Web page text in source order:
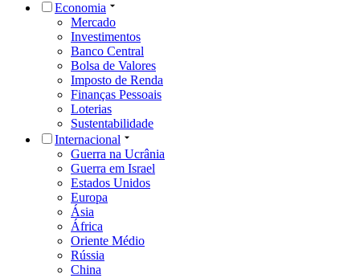
Economia
Mercado
Investimentos
Banco Central
Bolsa de Valores
Imposto de Renda
Finanças Pessoais
Loterias
Sustentabilidade
Internacional
Guerra na Ucrânia
Guerra em Israel
Estados Unidos
Europa
Ásia
África
Oriente Médio
Rússia
China